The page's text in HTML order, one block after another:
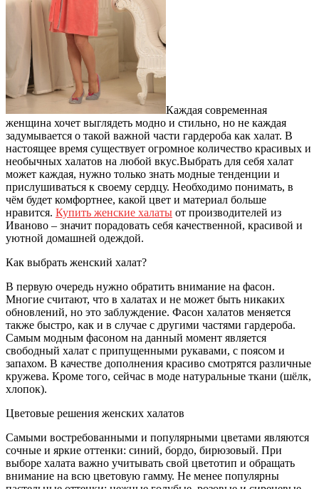
Каждая современная
женщина хочет выглядеть модно и стильно, но не каждая
задумывается о такой важной части гардероба как халат. В
настоящее время существует огромное количество красивых и
необычных халатов на любой вкус.Выбрать для себя халат
может каждая, нужно только знать модные тенденции и
прислушиваться к своему сердцу. Необходимо понимать, в
чём будет комфортнее, какой цвет и материал больше
нравится. Купить женские халаты от производителей из
Иваново – значит порадовать себя качественной, красивой и
уютной домашней одеждой.
Как выбрать женский халат?
В первую очередь нужно обратить внимание на фасон.
Многие считают, что в халатах и не может быть никаких
обновлений, но это заблуждение. Фасон халатов меняется
также быстро, как и в случае с другими частями гардероба.
Самым модным фасоном на данный момент является
свободный халат с припущенными рукавами, с поясом и
запахом. В качестве дополнения красиво смотрятся различные
кружева. Кроме того, сейчас в моде натуральные ткани (шёлк,
хлопок).
Цветовые решения женских халатов
Самыми востребованными и популярными цветами являются
сочные и яркие оттенки: синий, бордо, бирюзовый. При
выборе халата важно учитывать свой цветотип и обращать
внимание на всю цветовую гамму. Не менее популярны